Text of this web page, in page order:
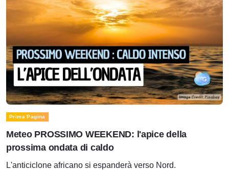
Prima Pagina
Meteo PROSSIMO WEEKEND: l'apice della
prossima ondata di caldo
L'anticiclone africano si espanderà verso Nord.